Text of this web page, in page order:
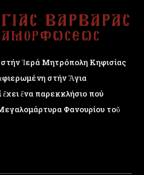
στήν Ἱερά Μητρόπολη Κηφισίας
στήν Ἅγια
ἕνα παρεκκλήσιο πού
Φανουρίου τοῦ